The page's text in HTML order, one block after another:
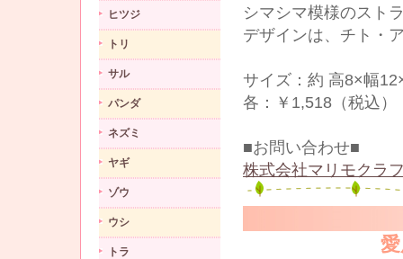
ヒツジ
トリ
サル
パンダ
ネズミ
ヤギ
ゾウ
ウシ
トラ
シマシマ模様のスト
デザインは、チト・
サイズ：約 高8×幅
各：￥1,518（税込）
■お問い合わせ■
株式会社マリモクラ